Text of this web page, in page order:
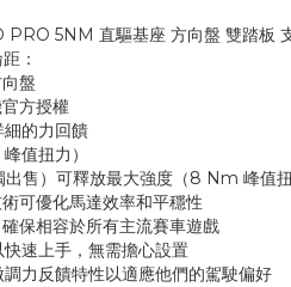
5NM 直驅基座 方向盤 雙踏板
：
盤
方授權
細的力回饋
值扭力）
售）可釋放最大強度（8 Nm 峰值扭
可優化馬達效率和平穩性
保相容於所有主流賽車遊戲
速上手，無需擔心設置
力反饋特性以適應他們的駕駛偏好